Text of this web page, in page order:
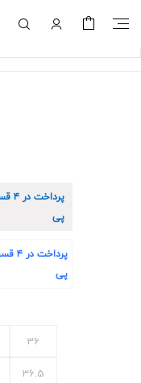
پرداخت در ۴ قسط
پی
پرداخت در ۴ قسط
پی
36
36.5